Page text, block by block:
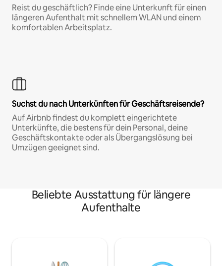
Reist du geschäftlich? Finde eine Unterkunft für einen
längeren Aufenthalt mit schnellem WLAN und einem
komfortablen Arbeitsplatz.
Suchst du nach Unterkünften für Geschäftsreisende?
Auf Airbnb findest du komplett eingerichtete
Unterkünfte, die bestens für dein Personal, deine
Geschäftskontakte oder als Übergangslösung bei
Umzügen geeignet sind.
Beliebte Ausstattung für längere
Aufenthalte